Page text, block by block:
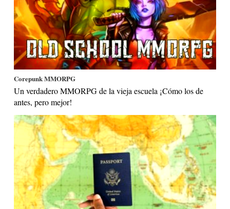
Corepunk MMORPG
Un verdadero MMORPG de la vieja escuela ¡Cómo los de
antes, pero mejor!